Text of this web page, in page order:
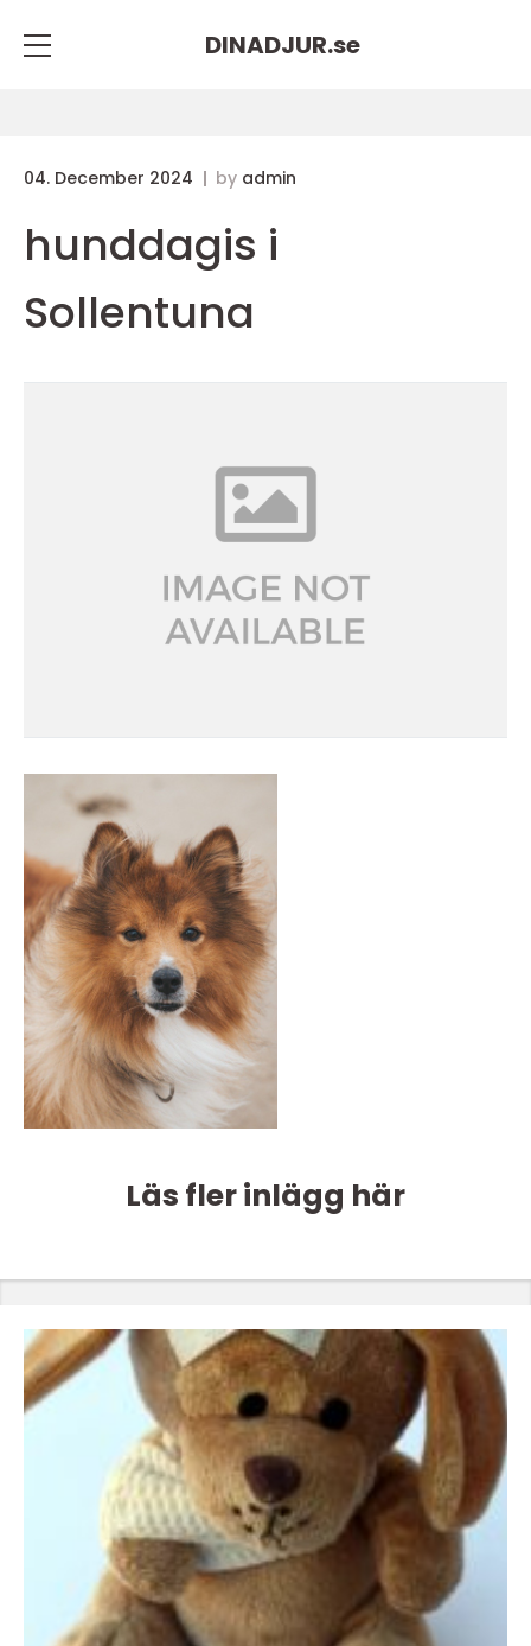
DINADJUR.se
04. December 2024 by admin
hunddagis i
Sollentuna
Läs fler inlägg här